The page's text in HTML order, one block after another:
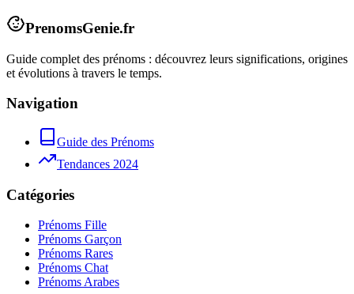
PrenomsGenie.fr
Guide complet des prénoms : découvrez leurs significations, origines
et évolutions à travers le temps.
Navigation
Guide des Prénoms
Tendances 2024
Catégories
Prénoms Fille
Prénoms Garçon
Prénoms Rares
Prénoms Chat
Prénoms Arabes